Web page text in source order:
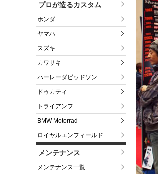
プロが造るカスタム
ホンダ
ヤマハ
スズキ
カワサキ
ハーレーダビッドソン
ドゥカティ
トライアンフ
BMW Motorrad
ロイヤルエンフィールド
メンテナンス
メンテナンス一覧